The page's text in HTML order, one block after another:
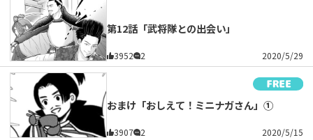
第12話「武将隊との出会い」
3952 2 2020/5/29
おまけ「おしえて！ミニナガさん」①
3907 2 2020/5/15